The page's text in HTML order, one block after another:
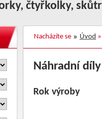
čtyřkolky,
Nacházíte se Úvod
Náhradní
Rok výroby